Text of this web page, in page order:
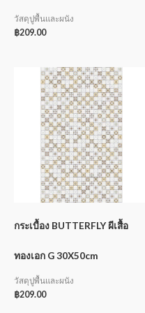
วัสดุปูพื้นและผนัง
฿209.00
กระเบื้อง BUTTERFLY ผีเสื้อ
ทองเอก G 30X50cm
วัสดุปูพื้นและผนัง
฿209.00